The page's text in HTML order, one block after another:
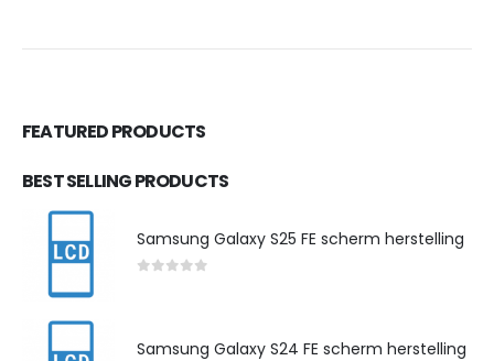
FEATURED PRODUCTS
BEST SELLING PRODUCTS
Samsung Galaxy S25 FE scherm herstelling
Samsung Galaxy S24 FE scherm herstelling